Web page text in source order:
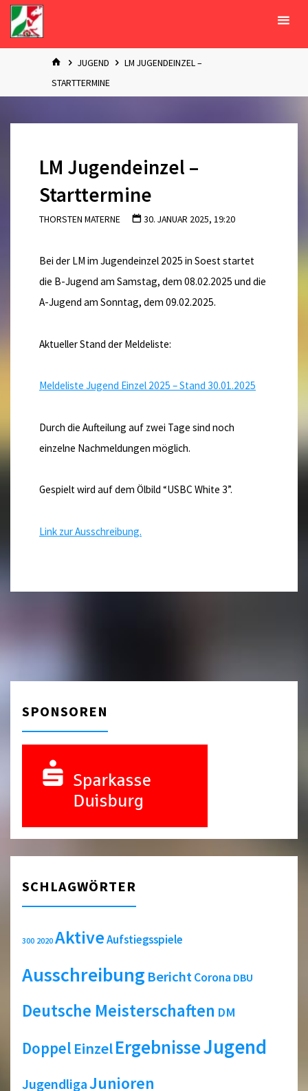
Zum
Inhalt
springen
STARTJUGEND
LM JUGENDEINZEL –
STARTTERMINE
LM Jugendeinzel –
Starttermine
THORSTEN MATERNE 30. JANUAR 2025, 19:20
Bei der LM im Jugendeinzel 2025 in Soest startet
die B-Jugend am Samstag, dem 08.02.2025 und die
A-Jugend am Sonntag, dem 09.02.2025.
Aktueller Stand der Meldeliste:
Meldeliste Jugend Einzel 2025 – Stand 30.01.2025
Durch die Aufteilung auf zwei Tage sind noch
einzelne Nachmeldungen möglich.
Gespielt wird auf dem Ölbild “USBC White 3”.
Link zur Ausschreibung.
SPONSOREN
SCHLAGWÖRTER
300 2020 AktiveAufstiegsspiele
Ausschreibung BerichtCorona DBU
Deutsche Meisterschaften DM
Doppel EinzelErgebnisseJugend
JugendligaJunioren